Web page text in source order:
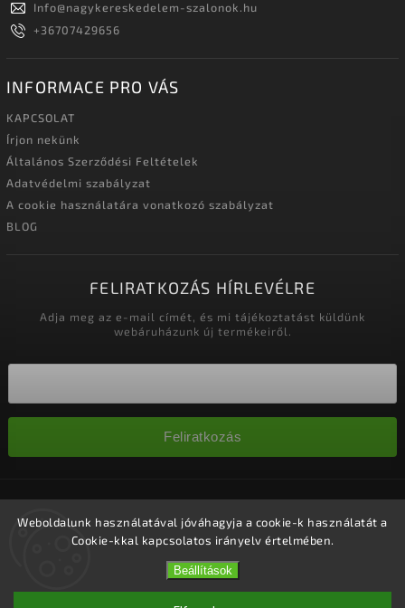
Weboldalunk használatával jóváhagyja a cookie-k használatát a
Cookie-kkal kapcsolatos irányelv értelmében.
Beállítások
Info@nagykereskedelem-szalonok.hu
+36707429656
INFORMACE PRO VÁS
KAPCSOLAT
Írjon nekünk
Általános Szerződési Feltételek
Adatvédelmi szabályzat
A cookie használatára vonatkozó szabályzat
BLOG
FELIRATKOZÁS HÍRLEVÉLRE
Adja meg az e-mail címét, és mi tájékoztatást küldünk
webáruházunk új termékeiről.
Feliratkozás
fenntartva.
Süti beállítások szerkesztése
Shoptet| DesignShoptak.cz.